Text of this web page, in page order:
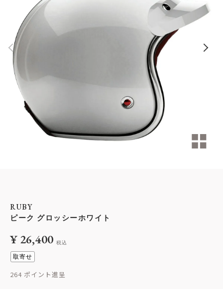
RUBY
ピーク グロッシーホワイト
¥26,400 税込
取寄せ
264